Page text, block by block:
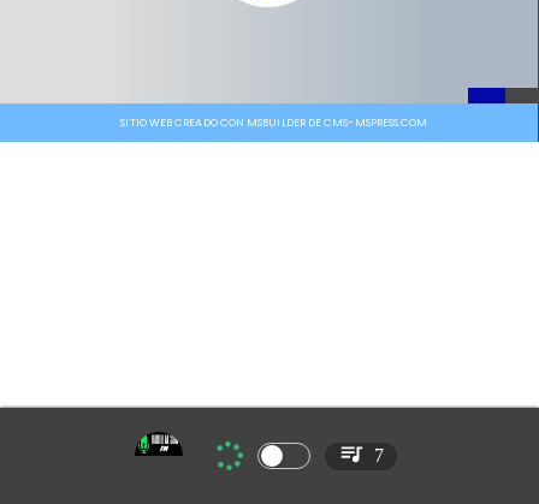
SITIO WEB CREADO CON MSBUILDER DE CMS-MSPRESS.COM
7